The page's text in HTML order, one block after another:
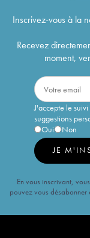
Inscrivez-vous à la
Recevez
moment,
J'accepte le
suggestions
Oui
Non
JE
En vous inscrivant,
pouvez vous désabonner